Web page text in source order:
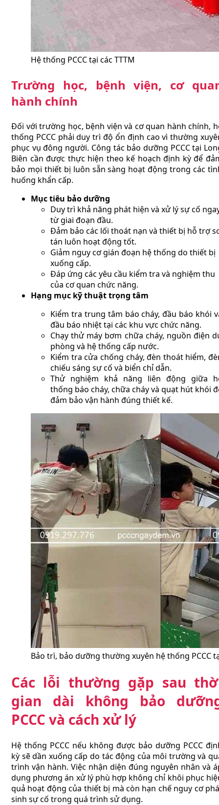
Hệ thống PCCC tại các TTTM
Trường học, bệnh viện, cơ
hành chính
Đối với trường học, bệnh viện và cơ quan hành chính,
thống PCCC phải duy trì độ ổn định cao vì thường
phục vụ đông người. Công tác bảo dưỡng PCCC tại
Biên cần được thực hiện theo kế hoạch định kỳ để
bảo mọi thiết bị luôn sẵn sàng hoạt động trong các
huống khẩn cấp.
Mục tiêu bảo dưỡng
Duy trì khả năng phát hiện và xử lý sự cố
từ giai đoạn đầu.
Đảm bảo các lối thoát nạn và thiết bị hỗ trợ
tán luôn hoạt động tốt.
Giảm nguy cơ gián đoạn hệ thống do thiết bị
xuống cấp.
Đáp ứng các yêu cầu kiểm tra và nghiệm thu
của cơ quan chức năng.
Hạng mục kỹ thuật trọng tâm
Kiểm tra trung tâm báo cháy, đầu báo khói
đầu báo nhiệt tại các khu vực chức năng.
Chạy thử máy bơm chữa cháy, nguồn điện
phòng và hệ thống cấp nước.
Kiểm tra cửa chống cháy, đèn thoát hiểm,
chiếu sáng sự cố và biển chỉ dẫn.
Thử nghiệm khả năng liên động giữa
thống báo cháy, chữa cháy và quạt hút khói
đảm bảo vận hành đúng thiết kế.
Bảo trì, bảo dưỡng thường xuyên hệ thống PCCC
Các lỗi thường gặp sau
gian dài không bảo
PCCC và cách xử lý
Hệ thống PCCC nếu không được bảo dưỡng PCCC
kỳ sẽ dần xuống cấp do tác động của môi trường và
trình vận hành. Việc nhận diện đúng nguyên nhân và
dụng phương án xử lý phù hợp không chỉ khôi phục
quả hoạt động của thiết bị mà còn hạn chế nguy cơ
sinh sự cố trong quá trình sử dụng.